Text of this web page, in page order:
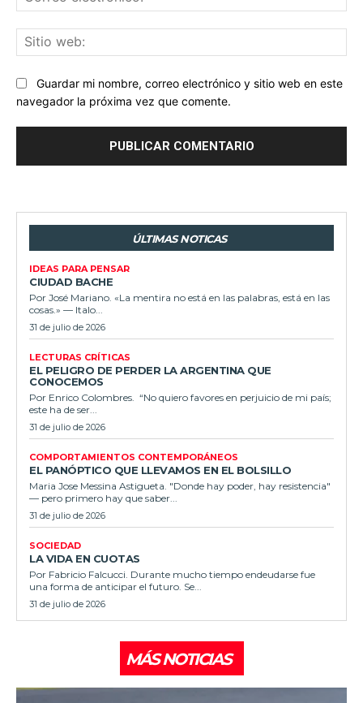
Guardar mi nombre, correo electrónico y sitio web en este
navegador la próxima vez que comente.
ÚLTIMAS NOTICAS
IDEAS PARA PENSAR
CIUDAD BACHE
Por José Mariano. «La mentira no está en las palabras, está en las
cosas.» — Italo...
31 de julio de 2026
LECTURAS CRÍTICAS
EL PELIGRO DE PERDER LA ARGENTINA QUE
CONOCEMOS
Por Enrico Colombres. “No quiero favores en perjuicio de mi país;
este ha de ser...
31 de julio de 2026
COMPORTAMIENTOS CONTEMPORÁNEOS
EL PANÓPTICO QUE LLEVAMOS EN EL BOLSILLO
Maria Jose Messina Astigueta. "Donde hay poder, hay resistencia"
— pero primero hay que saber...
31 de julio de 2026
SOCIEDAD
LA VIDA EN CUOTAS
Por Fabricio Falcucci. Durante mucho tiempo endeudarse fue
una forma de anticipar el futuro. Se...
31 de julio de 2026
MÁS NOTICIAS